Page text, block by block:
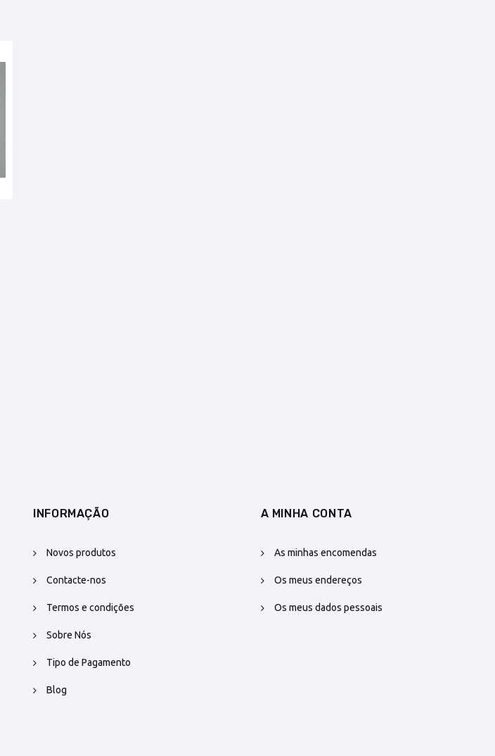
INFORMAÇÃO
Novos produtos
Contacte-nos
Termos e condições
Sobre Nós
Tipo de Pagamento
Blog
A MINHA CONTA
As minhas encomendas
Os meus endereços
Os meus dados pessoais